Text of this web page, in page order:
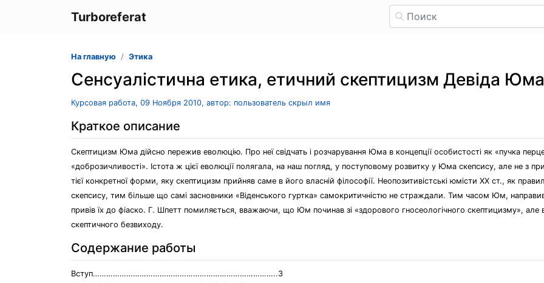
Turboreferat
На главную Этика
Сенсуалістична етика, етичний скептицизм Девіда Юма
Курсовая работа, 09 Ноября 2010, автор: пользователь скрыл имя
Краткое описание
Скептицизм Юма дійсно пережив еволюцію. Про неї свідчать і розчарування Юма в концепції особистості як «пучка
«доброзичливості». Істота ж цієї еволюції полягала, на наш погляд, у поступовому розвитку у Юма скепсису, але не з
тієї конкретної форми, яку скептицизм прийняв саме в його власній філософії. Неопозитивістські юмісти XX ст., як
скепсису, тим більше що самі засновники «Віденського гуртка» самокритичністю не страждали. Тим часом Юм,
привів їх до фіаско. Г. Шпeтт помиляється, вважаючи, що Юм починав зі «здорового гносеологічного скептицизму»,
скептичного безвиходу.
Содержание работы
Вступ………………………………………………………………………..3